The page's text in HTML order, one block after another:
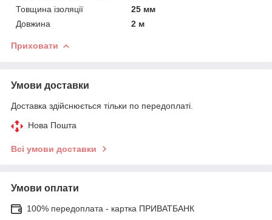
Товщина ізоляції
25 мм
Довжина
2 м
Приховати
Умови доставки
Доставка здійснюється тільки по передоплаті.
Нова Пошта
Всі умови доставки
Умови оплати
100% передоплата - картка ПРИВАТБАНК